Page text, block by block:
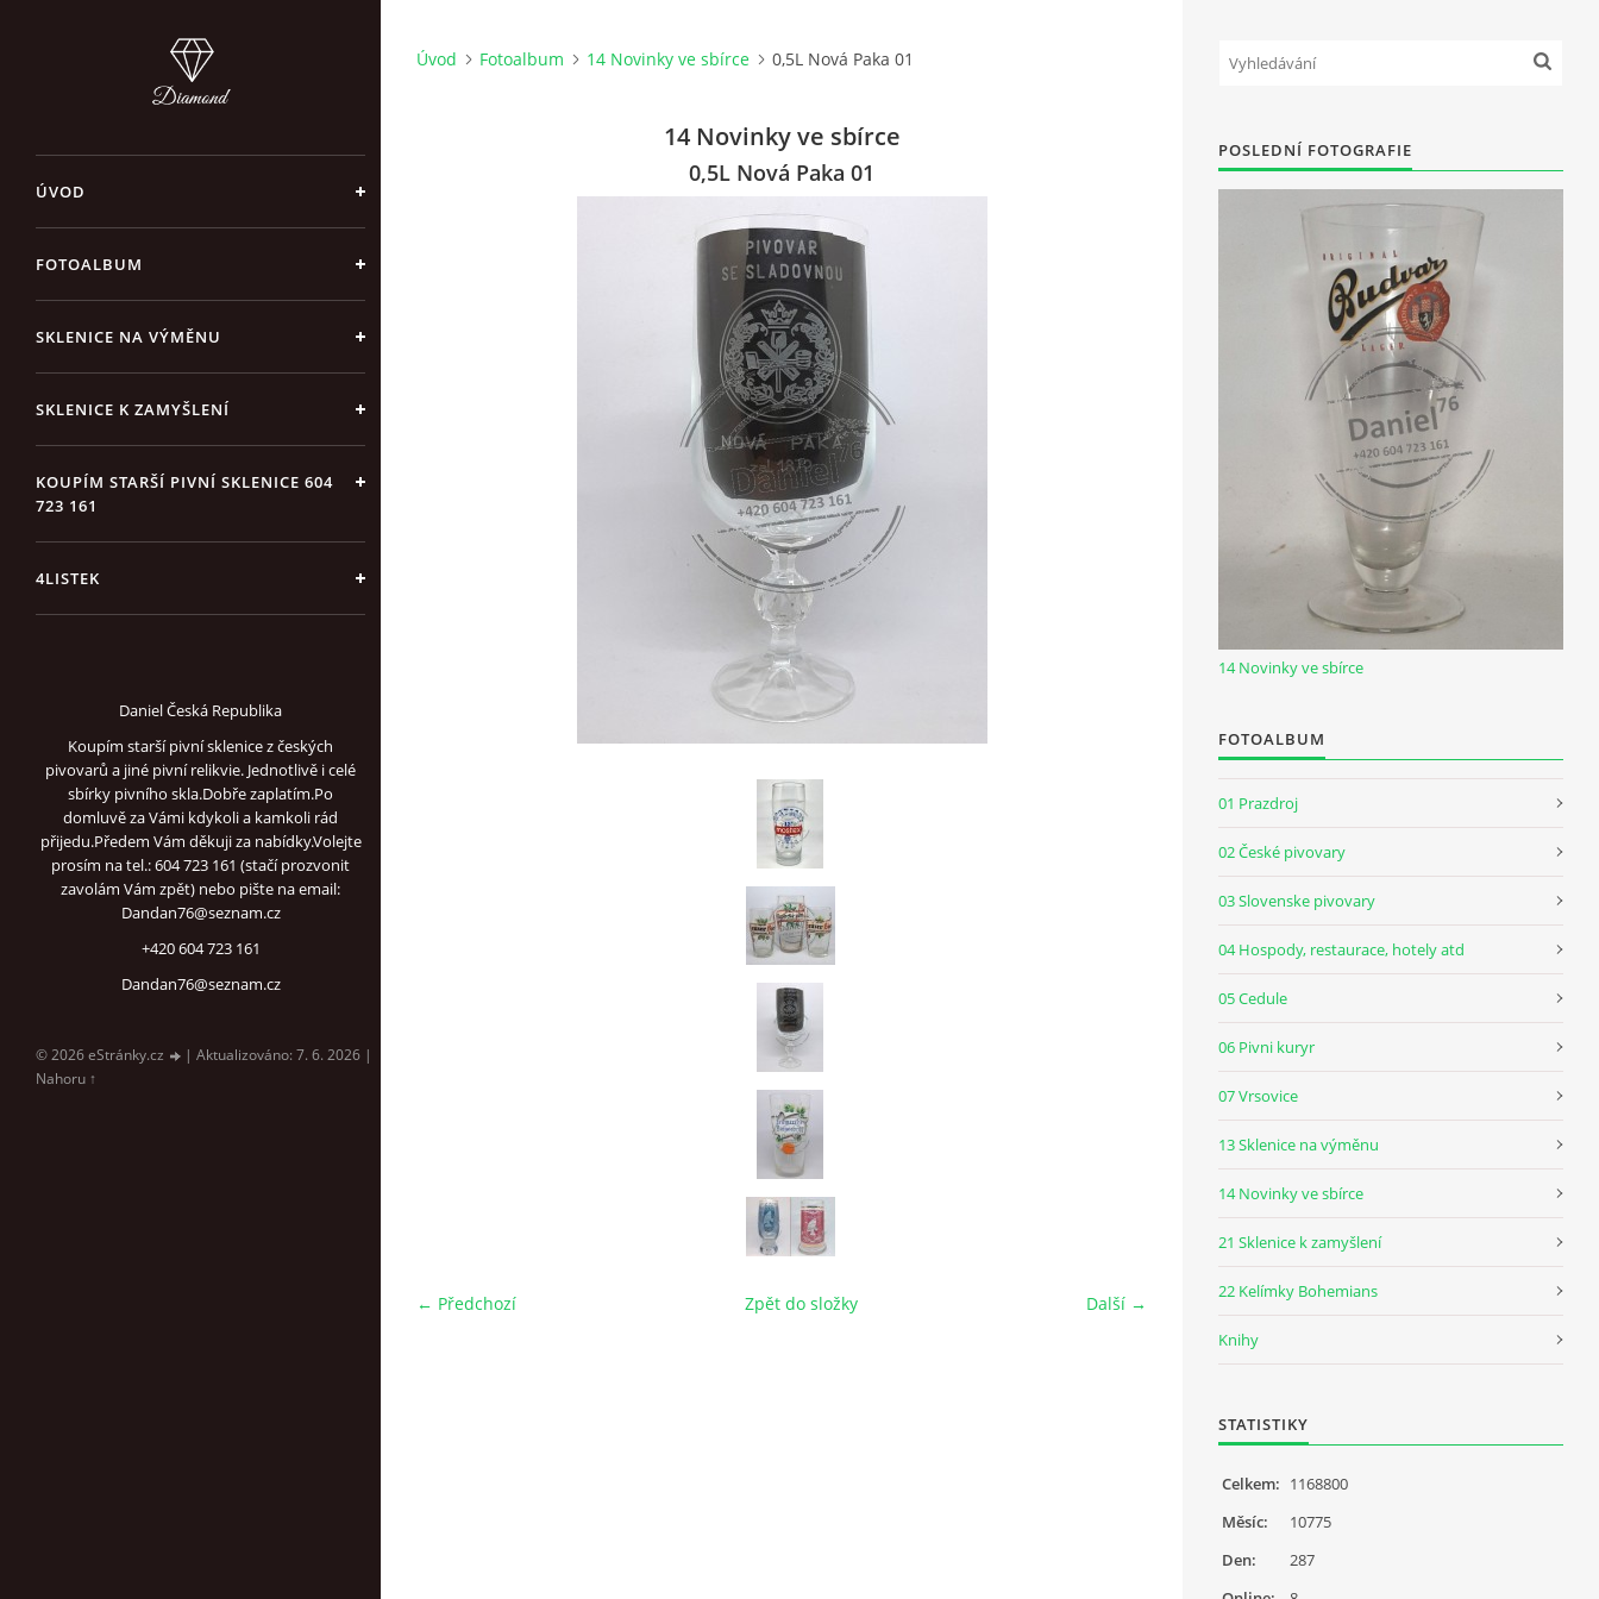
ÚVOD
FOTOALBUM
SKLENICE NA VÝMĚNU
SKLENICE K ZAMYŠLENÍ
KOUPÍM STARŠÍ PIVNÍ SKLENICE 604
723 161
4LISTEK
Daniel Česká Republika
Koupím starší pivní sklenice z českých
pivovarů a jiné pivní relikvie. Jednotlivě i celé
sbírky pivního skla.Dobře zaplatím.Po
domluvě za Vámi kdykoli a kamkoli rád
přijedu.Předem Vám děkuji za nabídky.Volejte
prosím na tel.: 604 723 161 (stačí prozvonit
zavolám Vám zpět) nebo pište na email:
Dandan76@seznam.cz
+420 604 723 161
Dandan76@seznam.cz
© 2026 eStránky.cz | Aktualizováno: 7. 6. 2026 |
Nahoru ↑
Úvod Fotoalbum 14 Novinky ve sbírce 0,5L Nová Paka 01
14 Novinky ve sbírce
0,5L Nová Paka 01
← Předchozí Další →
Zpět do složky
POSLEDNÍ FOTOGRAFIE
14 Novinky ve sbírce
FOTOALBUM
01 Prazdroj
02 České pivovary
03 Slovenske pivovary
04 Hospody, restaurace, hotely atd
05 Cedule
06 Pivni kuryr
07 Vrsovice
13 Sklenice na výměnu
14 Novinky ve sbírce
21 Sklenice k zamyšlení
22 Kelímky Bohemians
Knihy
STATISTIKY
Celkem: 1168800
Měsíc:
10775
Den:
287